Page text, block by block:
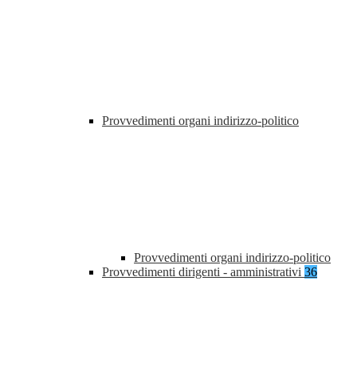
Provvedimenti organi indirizzo-politico
Provvedimenti organi indirizzo-politico
Provvedimenti dirigenti - amministrativi 36